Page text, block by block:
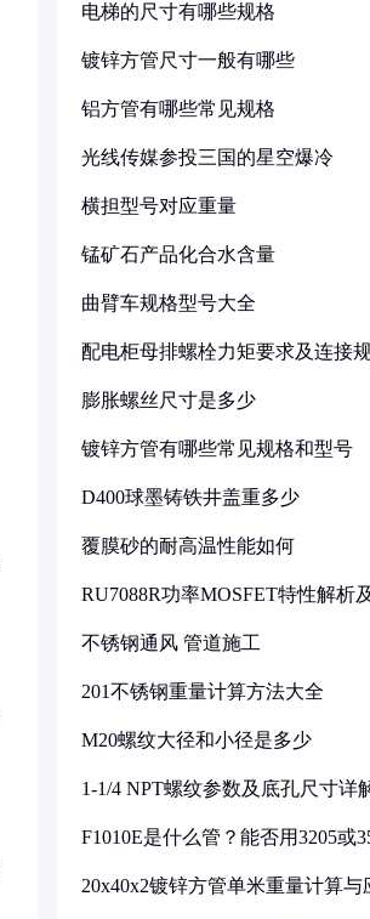
电梯的尺寸有哪些规格
镀锌方管尺寸一般有哪些
铝方管有哪些常见规格
光线传媒参投三国的星空爆冷
横担型号对应重量
锰矿石产品化合水含量
曲臂车规格型号大全
配电柜母排螺栓力矩要求及连接
膨胀螺丝尺寸是多少
镀锌方管有哪些常见规格和型号
D400球墨铸铁井盖重多少
覆膜砂的耐高温性能如何
RU7088R功率MOSFET特性解析
不锈钢通风 管道施工
201不锈钢重量计算方法大全
M20螺纹大径和小径是多少
1-1/4 NPT螺纹参数及底孔尺寸详
F1010E是什么管？能否用3205或
20x40x2镀锌方管单米重量计算与